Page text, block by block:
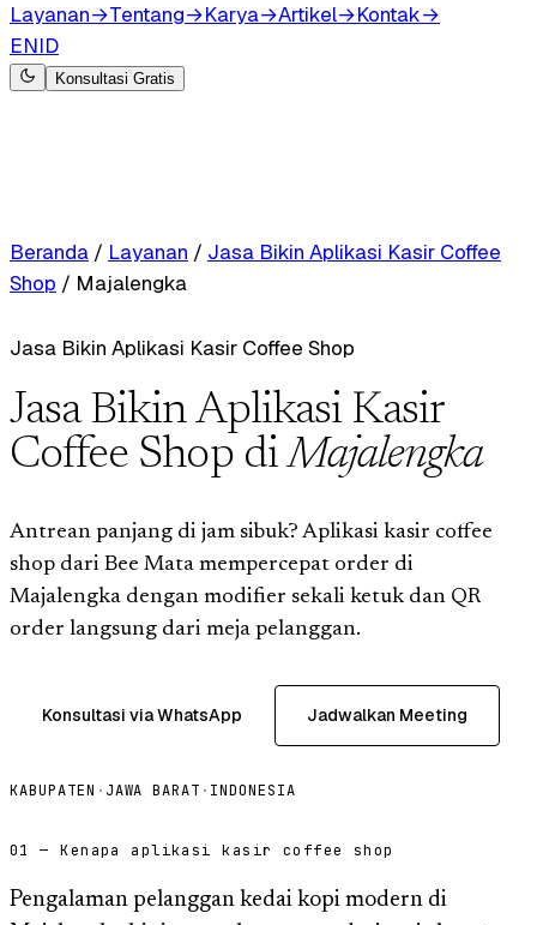
Layanan→Tentang→Karya→Artikel→Kontak→
ENID
Konsultasi Gratis
Beranda / Layanan / Jasa Bikin Aplikasi Kasir Coffee
Shop / Majalengka
Jasa Bikin Aplikasi Kasir Coffee Shop
Jasa Bikin Aplikasi Kasir
Coffee Shop diMajalengka
Antrean panjang di jam sibuk? Aplikasi kasir coffee
shop dari Bee Mata mempercepat order di
Majalengka dengan modifier sekali ketuk dan QR
order langsung dari meja pelanggan.
Konsultasi via WhatsApp Jadwalkan Meeting
KABUPATEN · JAWA BARAT · INDONESIA
01 — Kenapa aplikasi kasir coffee shop
Pengalaman pelanggan kedai kopi modern di